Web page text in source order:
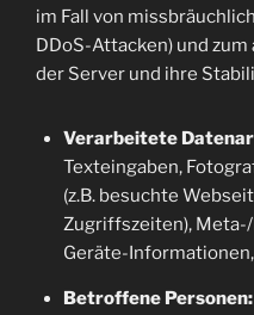
im Fall von
DDoS-Attacken) und
der Server und ihre
Verarbeitete
Texteingaben,
(z.B. besuchte
Zugriffszeiten),
Geräte-
Betroffene Personen: